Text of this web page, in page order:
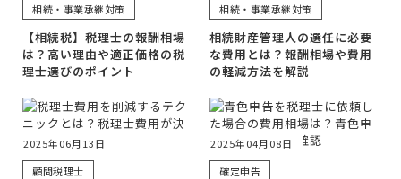
相続・事業承継対策
【相続税】税理士の報酬相場
は？高い理由や適正価格の税
理士選びのポイント
相続・事業承継対策
相続財産管理人の選任に必要
な費用とは？報酬相場や費用
の軽減方法を解説
2025年06月13日
顧問税理士
2025年04月08日
確定申告